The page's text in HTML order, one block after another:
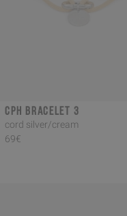
CPH BRACELET 3
cord silver/cream
69€